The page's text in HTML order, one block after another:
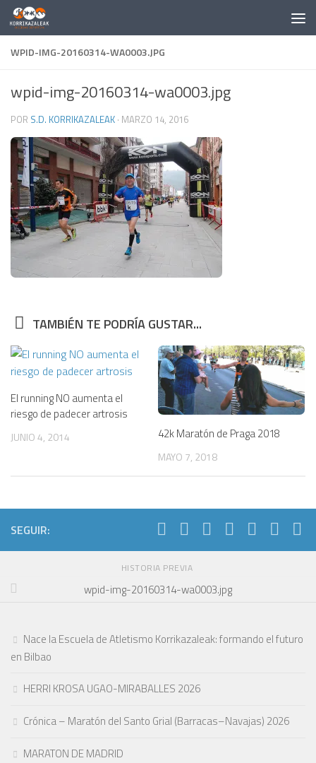
Saltar al contenido
WPID-IMG-20160314-WA0003.JPG
wpid-img-20160314-wa0003.jpg
POR S.D. KORRIKAZALEAK · MARZO 14, 2016
TAMBIÉN TE PODRÍA GUSTAR...
El running NO aumenta el
riesgo de padecer artrosis
JUNIO 4, 2014 42k Maratón de Praga 2018
MAYO 7, 2018
SEGUIR:
HISTORIA PREVIA
wpid-img-20160314-wa0003.jpg
Nace la Escuela de Atletismo Korrikazaleak: formando el futuro
en Bilbao
HERRI KROSA UGAO-MIRABALLES 2026
Crónica – Maratón del Santo Grial (Barracas–Navajas) 2026
MARATON DE MADRID